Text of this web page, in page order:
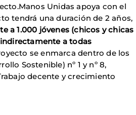
Unidas apoya con el
tendrá una duración de 2 años,
a 1.000 jóvenes (chicos y chicas
a todas
se enmarca dentro de los
Sostenible) nº 1 y nº 8,
decente y crecimiento